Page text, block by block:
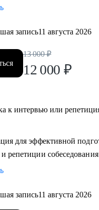
запись11 августа 2026
13 000 ₽
12 000 ₽
к интервью или
для эффективной
репетиции
запись11 августа 2026